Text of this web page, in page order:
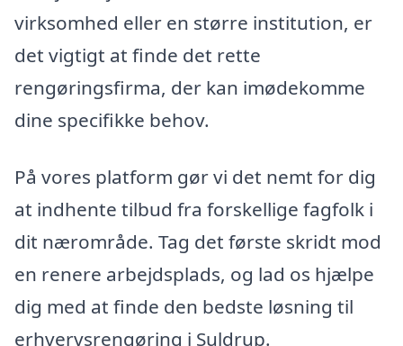
virksomhed eller en større institution, er
det vigtigt at finde det rette
rengøringsfirma, der kan imødekomme
dine specifikke behov.
På vores platform gør vi det nemt for dig
at indhente tilbud fra forskellige fagfolk i
dit nærområde. Tag det første skridt mod
en renere arbejdsplads, og lad os hjælpe
dig med at finde den bedste løsning til
erhvervsrengøring i Suldrup.